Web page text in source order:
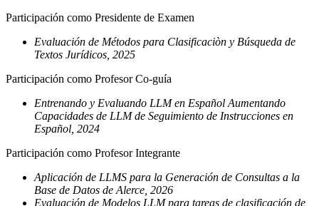
Participación como Presidente de Examen
Evaluación de Métodos para Clasificaciòn y Búsqueda de
Textos Jurídicos, 2025
Participación como Profesor Co-guía
Entrenando y Evaluando LLM en Español Aumentando
Capacidades de LLM de Seguimiento de Instrucciones en
Español, 2024
Participación como Profesor Integrante
Aplicación de LLMS para la Generación de Consultas a la
Base de Datos de Alerce, 2026
Evaluación de Modelos LLM para tareas de clasificación de